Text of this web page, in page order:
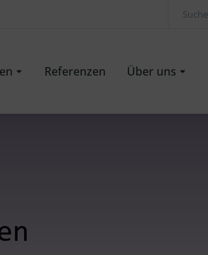
Referenzen Über uns